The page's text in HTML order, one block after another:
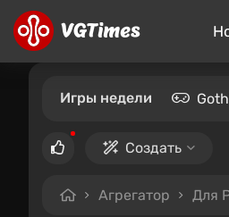
Игры недели
Создать
Агрегатор Для